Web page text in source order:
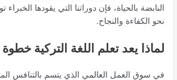
النابضة بالحياة، فإن دوراتنا التي يقودها
نحو الكفاءة والنجاح.
لماذا يعد تعلم اللغة التركية
في سوق العمل العالمي الذي يتسم بالتنافس